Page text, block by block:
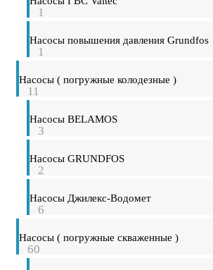
1
Насосы повышения давления Grundfos
1
Насосы ( погружные колодезные )
11
Насосы BELAMOS
3
Насосы GRUNDFOS
2
Насосы Джилекс-Водомет
6
Насосы ( погружные скваженные )
60